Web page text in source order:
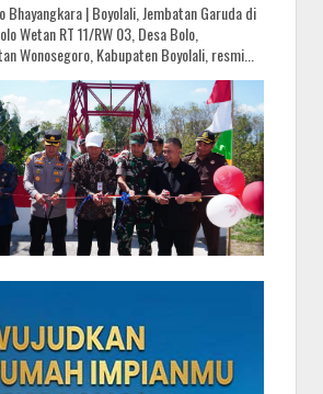
Bhayangkara | Boyolali, Jembatan Garuda di
Wetan RT 11/RW 03, Desa Bolo,
Wonosegoro, Kabupaten Boyolali, resmi...